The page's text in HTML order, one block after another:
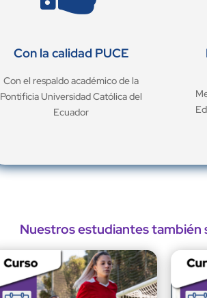
Con la calidad PUCE
Con el respaldo académico de la
Pontificia Universidad Católica del
Ecuador
Nuestros estudiantes también